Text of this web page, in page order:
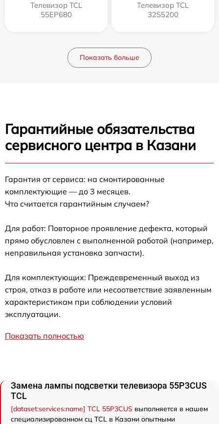
Телевизор TCL
55EP680
Телевизор TCL
32S5200
Показать больше
Гарантийные обязательства
сервисного центра в Казани
Гарантия от сервиса: на смонтированные
комплектующие — до 3 месяцев.
Что считается гарантийным случаем?
Для работ: Повторное проявление дефекта, который
прямо обусловлен с выполненной работой (например,
неправильная установка запчасти).
Для комплектующих: Преждевременный выход из
строя, отказ в работе или несоответствие заявленным
характеристикам при соблюдении условий
эксплуатации.
Показать полностью
Замена лампы подсветки телевизора 55P3CUS
TCL
[dataset:services:name] TCL 55P3CUS выполняется в нашем
специализированном сц TCL в Казани опытными